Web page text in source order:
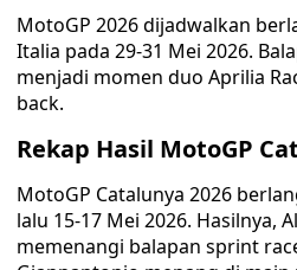
MotoGP 2026 dijadwalkan
Italia pada 29-31 Mei 2026.
menjadi momen duo Aprilia
back.
Rekap Hasil MotoGP
MotoGP Catalunya 2026
lalu 15-17 Mei 2026. Hasilnya,
memenangi balapan sprint